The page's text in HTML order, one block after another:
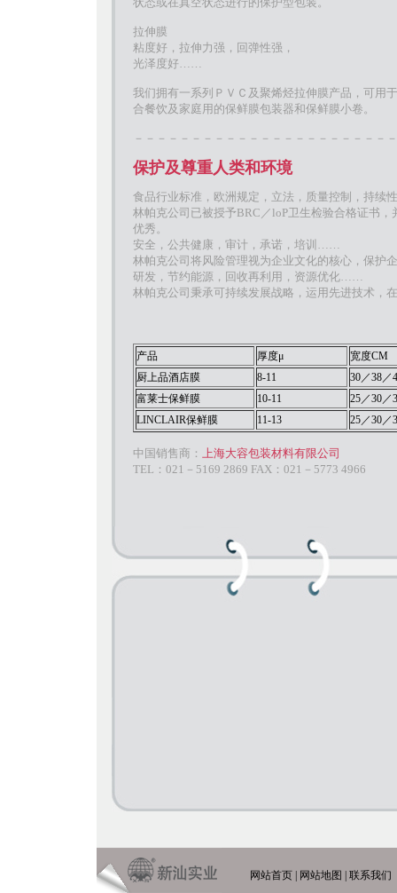
拉伸膜
粘度好，拉伸力强，回弹性强，
光泽度好……
我们拥有一系列ＰＶＣ及聚烯烃拉伸膜产品，可用
合餐饮及家庭用的保鲜膜包装器和保鲜膜小卷。
－－－－－－－－－－－－－－－－－－－－－－
保护及尊重人类和环境
食品行业标准，欧洲规定，立法，质量控制，持
林帕克公司已被授予BRC／loP卫生检验合格证书
优秀。
安全，公共健康，审计，承诺，培训……
林帕克公司将风险管理视为企业文化的核心，保护
研发，节约能源，回收再利用，资源优化……
林帕克公司秉承可持续发展战略，运用先进技术，
产品 厚度μ
宽度CM
厨上品酒店膜
8-11
30／38／
富莱士保鲜膜
10-11
25／30／
LINCLAIR保鲜膜
11-13 25／30／
中国销售商： 上海大容包装材料有限公司
TEL：021－5169 2869 FAX：021－5773 4966
网站首页| 网站地图 联系我们